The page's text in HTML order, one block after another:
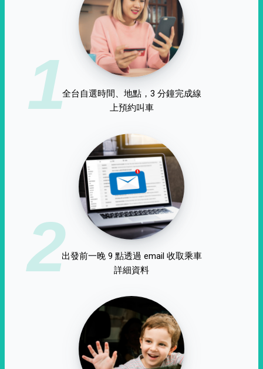
1全台自選時間、地點，3 分鐘完成線
上預約叫車
2出發前一晚 9 點透過 email 收取乘車
詳細資料